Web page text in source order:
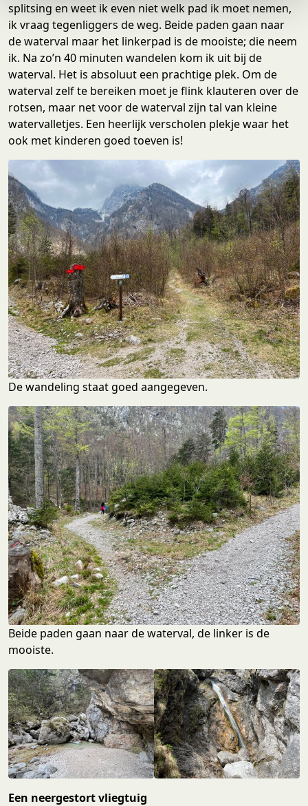
esplitsing en weet ik even niet welk pad ik moet nemen,
ik vraag tegenliggers de weg. Beide paden gaan naar
de waterval maar het linkerpad is de mooiste; die neem
ik. Na zo’n 40 minuten wandelen kom ik uit bij de
waterval. Het is absoluut een prachtige plek. Om de
waterval zelf te bereiken moet je flink klauteren over de
rotsen, maar net voor de waterval zijn tal van kleine
watervalletjes. Een heerlijk verscholen plekje waar het
ook met kinderen goed toeven is!
De wandeling staat goed aangegeven.
Beide paden gaan naar de waterval, de linker is de
mooiste.
Een neergestort vliegtuig